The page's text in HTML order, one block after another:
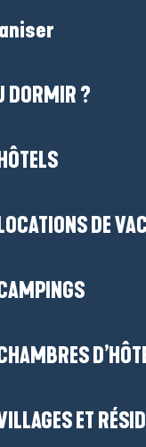
DORMIR ?
DE
ET
nous ?
légales-
-